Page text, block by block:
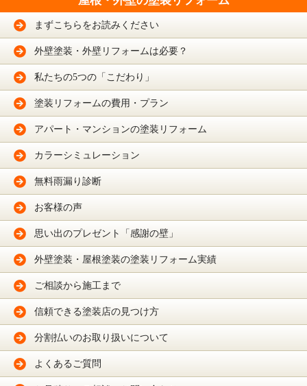
まずこちらをお読みください
外壁塗装・外壁リフォームは必要？
私たちの5つの「こだわり」
塗装リフォームの費用・プラン
アパート・マンションの塗装リフォーム
カラーシミュレーション
無料雨漏り診断
お客様の声
思い出のプレゼント「感謝の壁」
外壁塗装・屋根塗装の塗装リフォーム実績
ご相談から施工まで
信頼できる塗装店の見つけ方
分割払いのお取り扱いについて
よくあるご質問